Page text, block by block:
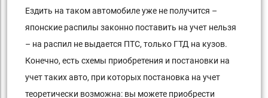
Ездить на таком автомобиле уже не получится –
японские распилы законно поставить на учет нельзя
– на распил не выдается ПТС, только ГТД на кузов.
Конечно, есть схемы приобретения и постановки на
учет таких авто, при которых постановка на учет
теоретически возможна: вы можете приобрести